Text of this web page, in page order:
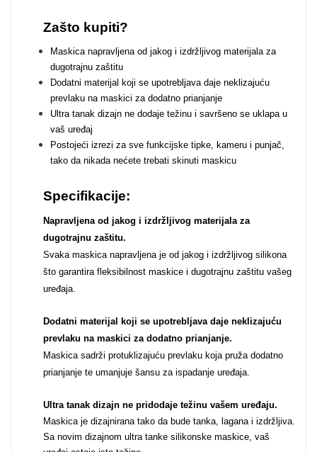
Zašto kupiti?
Maskica napravljena od jakog i izdržljivog materijala za
dugotrajnu zaštitu
Dodatni materijal koji se upotrebljava daje neklizajuću
prevlaku na maskici za dodatno prianjanje
Ultra tanak dizajn ne dodaje težinu i savršeno se uklapa u
vaš uređaj
Postojeći izrezi za sve funkcijske tipke, kameru i punjač,
tako da nikada nećete trebati skinuti maskicu
Specifikacije:
Napravljena od jakog i izdržljivog materijala za
dugotrajnu zaštitu.
Svaka maskica napravljena je od jakog i izdržljivog silikona
što garantira fleksibilnost maskice i dugotrajnu zaštitu vašeg
uređaja.
Dodatni materijal koji se upotrebljava daje neklizajuću
prevlaku na maskici za dodatno prianjanje.
Maskica sadrži protuklizajuću prevlaku koja pruža dodatno
prianjanje te umanjuje šansu za ispadanje uređaja.
Ultra tanak dizajn ne pridodaje težinu vašem uređaju.
Maskica je dizajnirana tako da bude tanka, lagana i izdržljiva.
Sa novim dizajnom ultra tanke silikonske maskice, vaš
Doodles Apstraktni motivi
Za njega Za nju
Svijet životinja Auto - Moto motivi